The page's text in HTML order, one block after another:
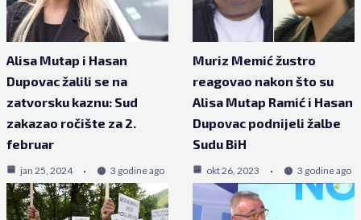
Alisa Mutap i Hasan
Dupovac žalili se na
zatvorsku kaznu: Sud
zakazao ročište za 2.
februar
jan 25, 2024 3 godine ago
Muriz Memić žustro
reagovao nakon što su
Alisa Mutap Ramić i Hasan
Dupovac podnijeli žalbe
Sudu BiH
okt 26, 2023 3 godine ago